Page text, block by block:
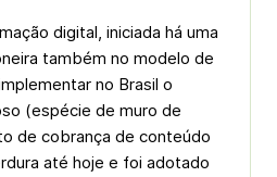
digital, iniciada há uma
também no modelo de
no Brasil o
(espécie de muro de
de cobrança de conteúdo
até hoje e foi adotado